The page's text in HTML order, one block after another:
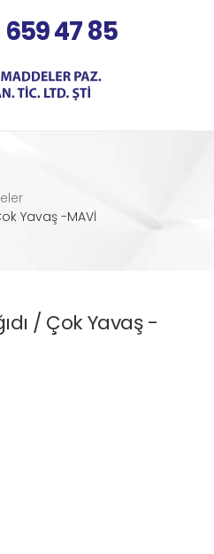
659 47 85
Yavaş -MAVİ
/ Çok Yavaş -